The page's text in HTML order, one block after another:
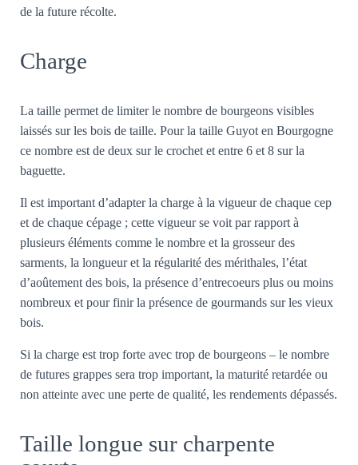
de la future récolte.
Charge
La taille permet de limiter le nombre de bourgeons visibles
laissés sur les bois de taille. Pour la taille Guyot en Bourgogne
ce nombre est de deux sur le crochet et entre 6 et 8 sur la
baguette.
Il est important d’adapter la charge à la vigueur de chaque cep
et de chaque cépage ; cette vigueur se voit par rapport à
plusieurs éléments comme le nombre et la grosseur des
sarments, la longueur et la régularité des mérithales, l’état
d’aoûtement des bois, la présence d’entrecoeurs plus ou moins
nombreux et pour finir la présence de gourmands sur les vieux
bois.
Si la charge est trop forte avec trop de bourgeons – le nombre
de futures grappes sera trop important, la maturité retardée ou
non atteinte avec une perte de qualité, les rendements dépassés.
Taille longue sur charpente